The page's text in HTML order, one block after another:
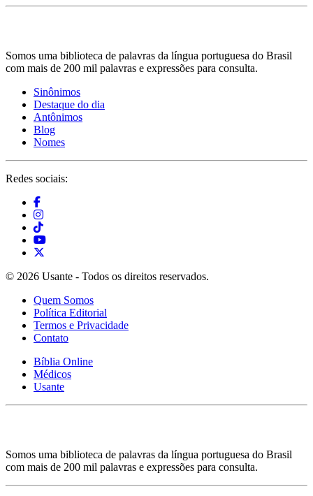
Somos uma biblioteca de palavras da língua portuguesa do Brasil
com mais de 200 mil palavras e expressões para consulta.
Sinônimos
Destaque do dia
Antônimos
Blog
Nomes
Redes sociais:
© 2026 Usante - Todos os direitos reservados.
Quem Somos
Política Editorial
Termos e Privacidade
Contato
Bíblia Online
Médicos
Usante
Somos uma biblioteca de palavras da língua portuguesa do Brasil
com mais de 200 mil palavras e expressões para consulta.